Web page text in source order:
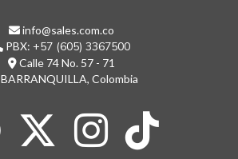
info@sales.com.co
PBX: +57 (605) 3367500
Calle 74 No. 57 - 71
BARRANQUILLA, Colombia